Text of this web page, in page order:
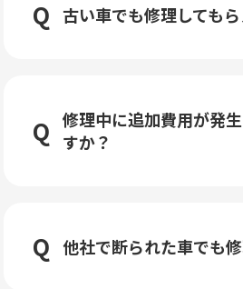
古い車でも修理しても
修理中に追加費用が発
すか？
他社で断られた車でも